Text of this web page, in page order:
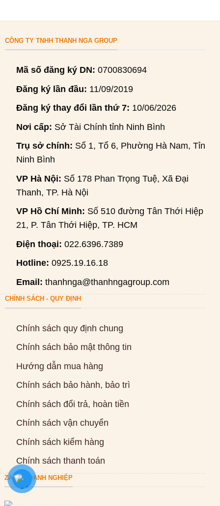
CÔNG TY TNHH THANH NGA GROUP
Mã số đăng ký DN: 0700830694
Đăng ký lần đầu: 11/09/2019
Đăng ký thay đổi lần thứ 7: 10/06/2026
Nơi cấp: Sở Tài Chính tỉnh Ninh Bình
Trụ sở chính: Số 1, Tổ 6, Phường Hà Nam, Tỉnh
Ninh Bình
VP Hà Nội: Số 178 Phan Trọng Tuệ, Xã Đại
Thanh, TP. Hà Nội
VP Hồ Chí Minh: Số 510 đường Tân Thới Hiệp
21, P. Tân Thới Hiệp, TP. HCM
Điện thoại: 022.6396.7389
Hotline: 0925.19.16.18
Email: thanhnga@thanhngagroup.com
CHÍNH SÁCH - QUY ĐỊNH
Chính sách quy định chung
Chính sách bảo mật thông tin
Hướng dẫn mua hàng
Chính sách bảo hành, bảo trì
Chính sách đổi trả, hoàn tiền
Chính sách vận chuyển
Chính sách kiểm hàng
Chính sách thanh toán
ZALO DOANH NGHIỆP